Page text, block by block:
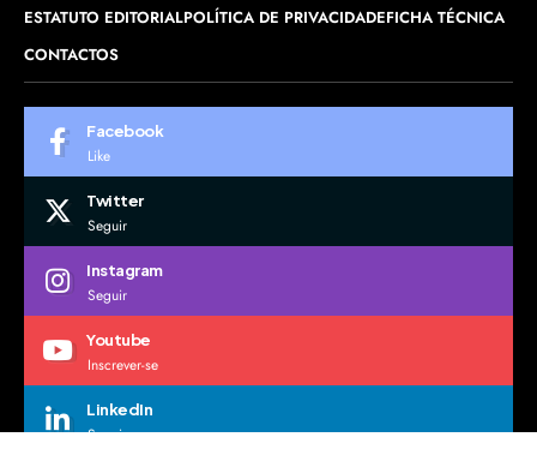
ESTATUTO EDITORIALPOLÍTICA DE PRIVACIDADEFICHA TÉCNICA
CONTACTOS
Facebook
Like
Twitter
Seguir
Instagram
Seguir
Youtube
Inscrever-se
LinkedIn
Seguir